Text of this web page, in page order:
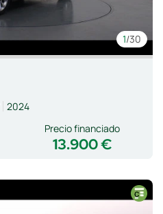
1/30
2024
13.900 €
Precio financiado